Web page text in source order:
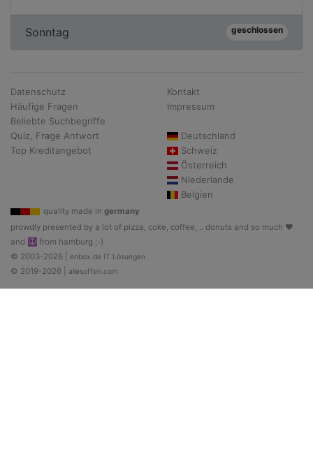
Sonntag geschlossen
Datenschutz
Häufige Fragen
Beliebte Suchbegriffe
Quiz, Frage Antwort
Top Kreditangebot
Kontakt
Impressum
Deutschland
Schweiz
Österreich
Niederlande
Belgien
quality made in germany
prowdly presented by a lot of pizza, coke, coffee, .. donuts and so much ♥
and ☮ from hamburg ;-)
© 2003-2026 | enbox.de IT Lösungen
© 2019-2026 | allesoffen.com